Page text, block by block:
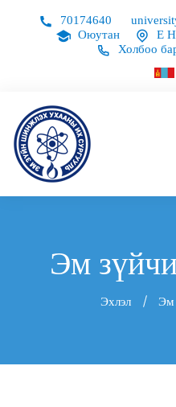
70174640
Оюутан
Е
Холбоо
Эм
Эхлэл Эм